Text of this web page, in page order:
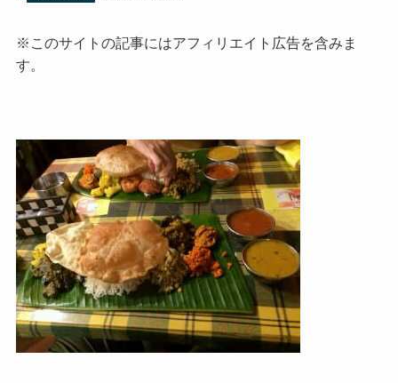
※このサイトの記事にはアフィリエイト広告を含みま
す。